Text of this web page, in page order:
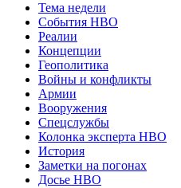
Тема недели
События НВО
Реалии
Концепции
Геополитика
Войны и конфликты
Армии
Вооружения
Спецслужбы
Колонка эксперта НВО
История
Заметки на погонах
Досье НВО